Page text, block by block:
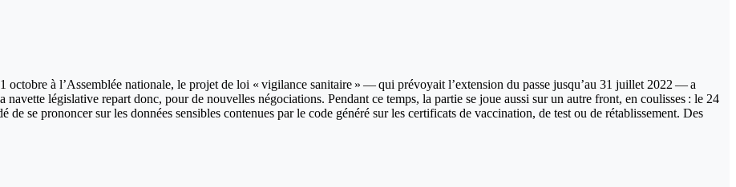
octobre à l’Assemblée nationale, le projet de loi « vigilance sanitaire » — qui prévoyait l’extension du passe jusqu’au 31 juillet 2022 — a
navette législative repart donc, pour de nouvelles négociations. Pendant ce temps, la partie se joue aussi sur un autre front, en coulisses : le 24
de se prononcer sur les données sensibles contenues par le code généré sur les certificats de vaccination, de test ou de rétablissement. Des